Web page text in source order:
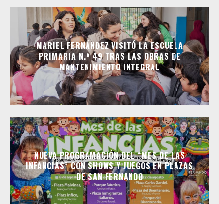
MARIEL FERNÁNDEZ VISITÓ LA ESCUELA
PRIMARIA N.º 49 TRAS LAS OBRAS DE
MANTENIMIENTO INTEGRAL
NUEVA PROGRAMACIÓN DEL “MES DE LAS
INFANCIAS” CON SHOWS Y JUEGOS EN PLAZAS
DE SAN FERNANDO